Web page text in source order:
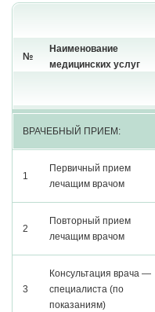
№
Наименование
медицинских услуг
ВРАЧЕБНЫЙ ПРИЕМ:
1
Первичный прием
лечащим врачом
2
Повторный прием
лечащим врачом
3
Консультация врача —
специалиста (по
показаниям)